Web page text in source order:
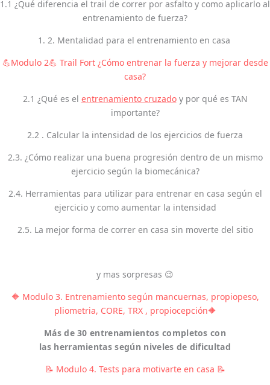
1.1 ¿Qué diferencia el trail de correr por asfalto y como aplicarlo al
entrenamiento de fuerza?
1. 2. Mentalidad para el entrenamiento en casa
💪Modulo 2💪 Trail Fort ¿Cómo entrenar la fuerza y mejorar desde
casa?
2.1 ¿Qué es el entrenamiento cruzadoy por qué es TAN
importante?
2.2 . Calcular la intensidad de los ejercicios de fuerza
2.3. ¿Cómo realizar una buena progresión dentro de un mismo
ejercicio según la biomecánica?
2.4. Herramientas para utilizar para entrenar en casa según el
ejercicio y como aumentar la intensidad
2.5. La mejor forma de correr en casa sin moverte del sitio
y mas sorpresas 😉
🔶 Modulo 3. Entrenamiento según mancuernas, propiopeso,
pliometria, CORE, TRX , propiocepción🔶
Más de 30 entrenamientos completos con
las herramientas según niveles de dificultad
📝 Modulo 4. Tests para motivarte en casa 📝